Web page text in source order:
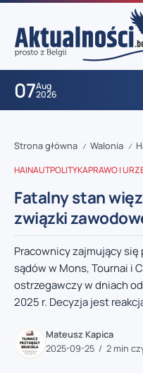
07Aug
2026
Strona główna / Walonia /
HAINAUTPOLITYKAPRAWO I
Fatalny stan
związki
Pracownicy zajmujący
sądów w Mons, Tournai i
ostrzegawczy w dniach
2025 r. Decyzja jest
Mateusz Kapica
2025-09-25
2 min